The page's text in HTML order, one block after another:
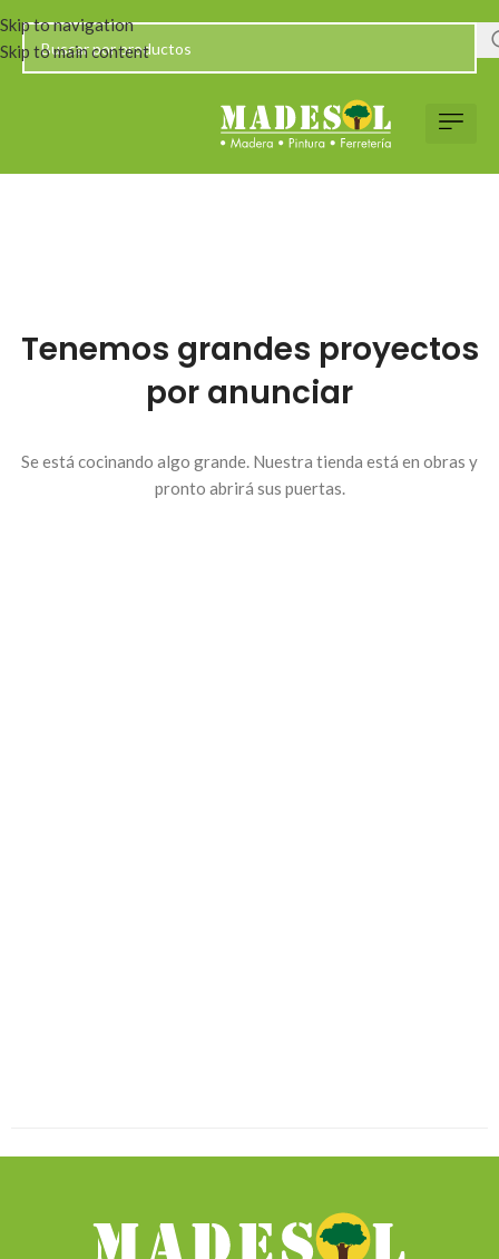
Skip to navigation
Skip to main content
Tenemos grandes proyectos
por anunciar
Se está cocinando algo grande. Nuestra tienda está en obras y
pronto abrirá sus puertas.